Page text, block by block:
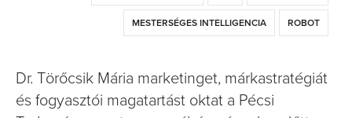
MESTERSÉGES INTELLIGENCIA ROBOT
Dr. Törőcsik Mária marketinget, márkastratégiát
és fogyasztói magatartást oktat a Pécsi